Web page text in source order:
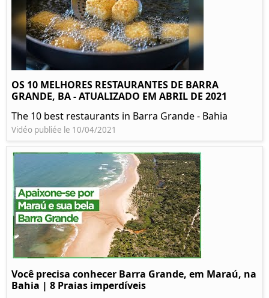
OS 10 MELHORES RESTAURANTES DE BARRA
GRANDE, BA - ATUALIZADO EM ABRIL DE 2021
The 10 best restaurants in Barra Grande - Bahia
Vidéo publiée le 10/04/2021
Você precisa conhecer Barra Grande, em Maraú, na
Bahia | 8 Praias imperdíveis